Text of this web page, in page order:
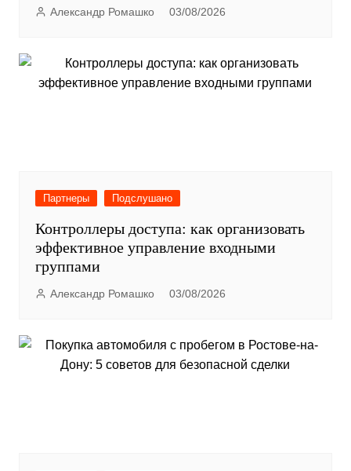
Александр Ромашко 03/08/2026
Партнеры Подслушано
Контроллеры доступа: как организовать
эффективное управление входными
группами
Александр Ромашко 03/08/2026